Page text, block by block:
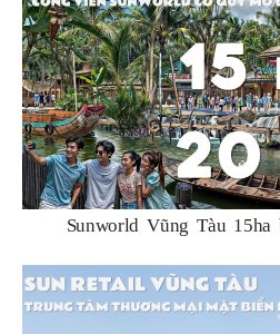
Sunworld Vũng Tàu